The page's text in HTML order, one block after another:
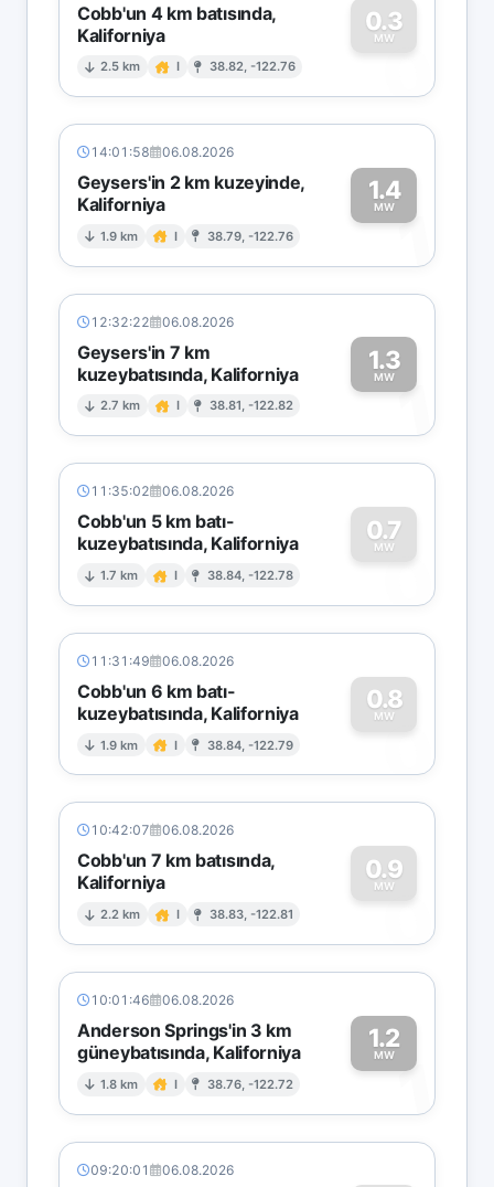
Cobb'un 4 km batısında,
Kaliforniya
2.5 km I 38.82, -122.76
0.3
MW
0
14:01:58 06.08.2026
Geysers'in 2 km kuzeyinde,
Kaliforniya
1.9 km I 38.79, -122.76
1.4
MW1
12:32:22 06.08.2026
Geysers'in 7 km
kuzeybatısında, Kaliforniya
2.7 km I 38.81, -122.82
1.3
MW1
11:35:02 06.08.2026
Cobb'un 5 km batı-
kuzeybatısında, Kaliforniya
1.7 km I 38.84, -122.78
0.7
MW
0
11:31:49 06.08.2026
Cobb'un 6 km batı-
kuzeybatısında, Kaliforniya
1.9 km I 38.84, -122.79
0.8
MW
0
10:42:07 06.08.2026
Cobb'un 7 km batısında,
Kaliforniya
2.2 km I 38.83, -122.81
0.9
MW
0
10:01:46 06.08.2026
Anderson Springs'in 3 km
güneybatısında, Kaliforniya
1.8 km I 38.76, -122.72
1.2
MW1
09:20:01 06.08.2026